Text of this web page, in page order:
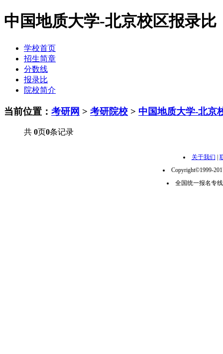
中国地质大学-北京校区报录比
学校首页
招生简章
分数线
报录比
院校简介
当前位置： 考研网 > 考研院校 > 中国地质大学-北京
共 0页0条记录
关于我们
Copyright©1999-
全国统一报名专